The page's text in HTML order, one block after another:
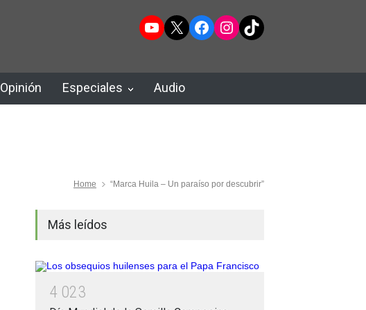
YouTube
X Facebook
Instagram
TikTok
Opinión Especiales Audio
Home “Marca Huila – Un paraíso por descubrir”
Más leídos
4 023